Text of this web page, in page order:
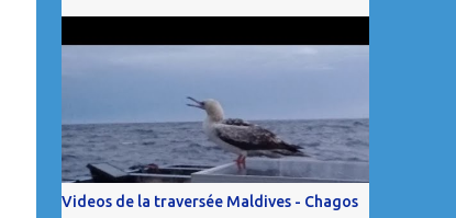
Videos de la traversée Maldives - Chagos